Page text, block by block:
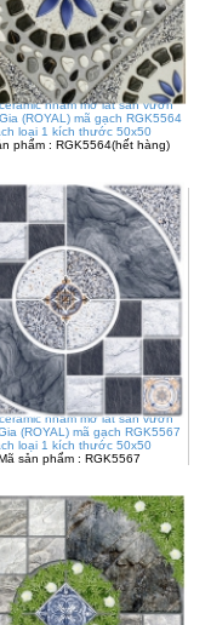
nhám mờ lát sân vườn
(ROYAL) mã gạch RGK5564
loại 1 kích thước 50x50
phẩm : RGK5564(hết hàng)
nhám mờ lát sân vườn
(ROYAL) mã gạch RGK5567
loại 1 kích thước 50x50
sản phẩm : RGK5567